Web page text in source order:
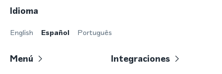
Idioma
English Español Português
Menú Integraciones